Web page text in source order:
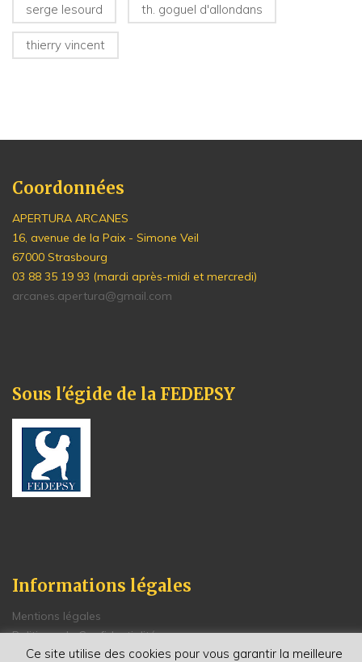
serge lesourd th. goguel d'allondans
thierry vincent
Coordonnées
APERTURA ARCANES
16, avenue de la Paix - Simone Veil
67000 Strasbourg
03 88 35 19 93 (mardi après-midi et mercredi)
arcanes.apertura@gmail.com
Sous l'égide de la FEDEPSY
Informations légales
Mentions légales
Politique de Confidentialité
Conditions générales de vente
Ce site utilise des cookies pour vous garantir la meilleure